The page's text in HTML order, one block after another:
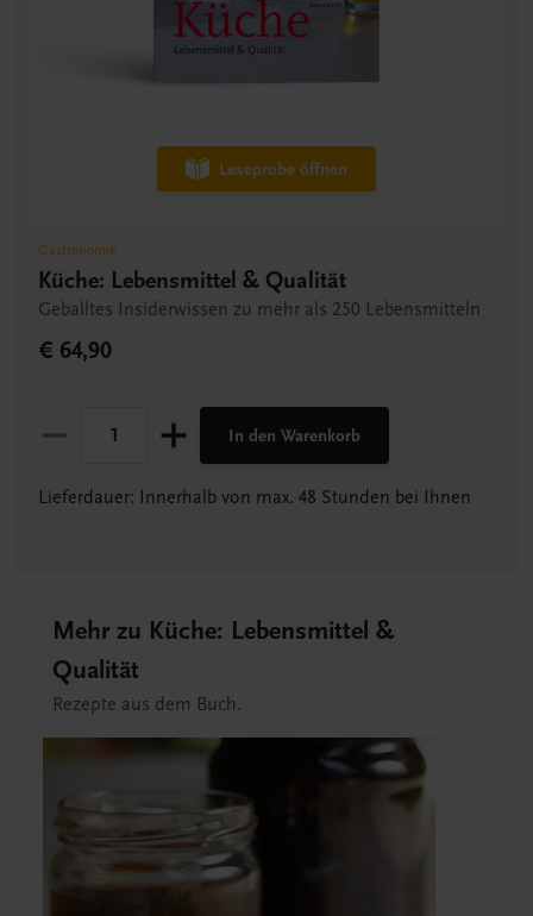
Leseprobe öffnen
Gastronomie
Küche: Lebensmittel & Qualität
Geballtes Insiderwissen zu mehr als 250 Lebensmitteln
€ 64,90
In den Warenkorb
Lieferdauer: Innerhalb von max. 48 Stunden bei Ihnen
Mehr zu Küche: Lebensmittel &
Qualität
Rezepte aus dem Buch.